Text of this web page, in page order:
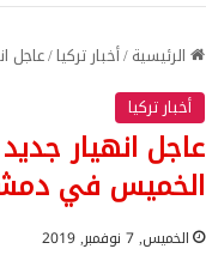
الرئيسية/أخبار تركيا/عاجل
أخبار تركيا
عاجل انهيار
الخميس في
الخميس, 7 نوفمبر, 2019